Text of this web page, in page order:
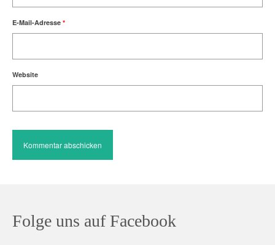
E-Mail-Adresse *
Website
Folge uns auf Facebook